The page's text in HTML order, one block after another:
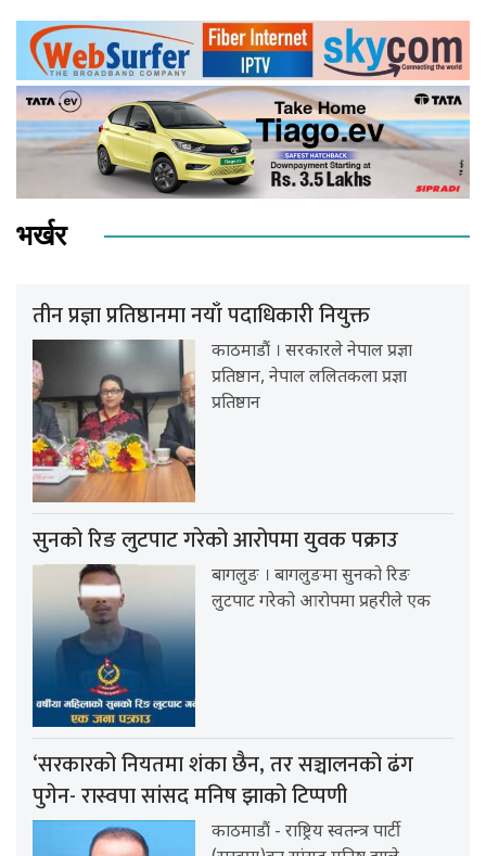
भर्खर
तीन प्रज्ञा प्रतिष्ठानमा नयाँ पदाधिकारी नियुक्त
काठमाडौं । सरकारले नेपाल प्रज्ञा
प्रतिष्ठान, नेपाल ललितकला प्रज्ञा
प्रतिष्ठान
सुनको रिङ लुटपाट गरेको आरोपमा युवक पक्राउ
बागलुङ । बागलुङमा सुनको रिङ
लुटपाट गरेको आरोपमा प्रहरीले एक
‘सरकारको नियतमा शंका छैन, तर सञ्चालनको ढंग
पुगेन- रास्वपा सांसद मनिष झाको टिप्पणी
काठमाडौं - राष्ट्रिय स्वतन्त्र पार्टी